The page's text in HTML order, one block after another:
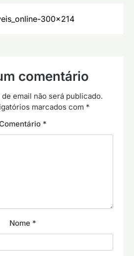
300×214
comentário
email não será publicado.
marcados com *
*
Nome *